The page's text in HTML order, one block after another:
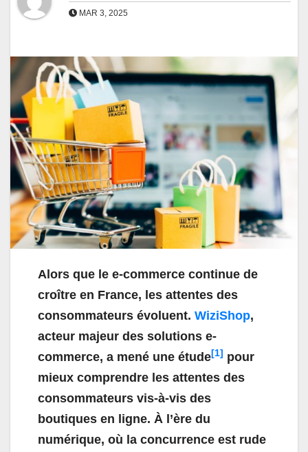
MAR 3, 2025
Alors que le e-commerce continue de
croître en France, les attentes des
consommateurs évoluent. WiziShop,
acteur majeur des solutions e-
commerce, a mené une étude[1] pour
mieux comprendre les attentes des
consommateurs vis-à-vis des
boutiques en ligne. À l’ère du
numérique, où la concurrence est rude